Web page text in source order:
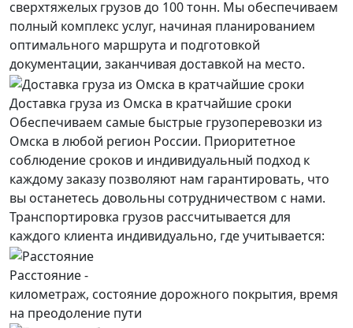
сверхтяжелых грузов до 100 тонн. Мы обеспечиваем
полный комплекс услуг, начиная планированием
оптимального маршрута и подготовкой
документации, заканчивая доставкой на место.
Доставка груза из Омска в кратчайшие сроки
Обеспечиваем самые быстрые грузоперевозки из
Омска в любой регион России. Приоритетное
соблюдение сроков и индивидуальный подход к
каждому заказу позволяют нам гарантировать, что
вы останетесь довольны сотрудничеством с нами.
Транспортировка грузов рассчитывается для
каждого клиента индивидуально, где учитывается:
Расстояние -
километраж, состояние дорожного покрытия, время
на преодоление пути